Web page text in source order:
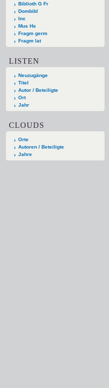
Biblioth G Fr
Dombibl
Inc
Mus Hs
Fragm germ
Fragm lat
LISTEN
Neuzugänge
Titel
Autor / Beteiligte
Ort
Jahr
CLOUDS
Orte
Autoren / Beteiligte
Jahre